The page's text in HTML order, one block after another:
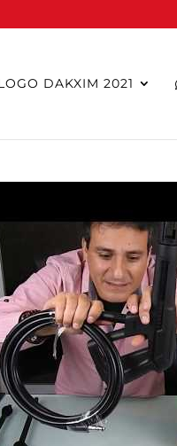
DAKXIM 2021